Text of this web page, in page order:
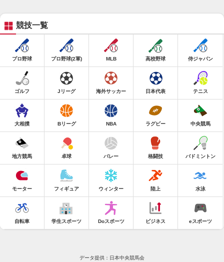
競技一覧
プロ野球 プロ野球(2軍) MLB 高校野球 侍ジャパン
ゴルフ Jリーグ 海外サッカー 日本代表 テニス
大相撲 Bリーグ NBA ラグビー 中央競馬
地方競馬 卓球 バレー 格闘技 バドミントン
モーター フィギュア ウィンター 陸上 水泳
自転車 学生スポーツ Doスポーツ ビジネス eスポーツ
データ提供：日本中央競馬会